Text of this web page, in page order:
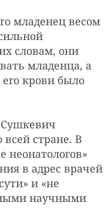
младенец весом
словам, они
младенца, а
крови было
стране. В
неонатологов»
в адрес врачей
и «не
научными